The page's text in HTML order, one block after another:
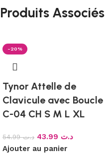
Produits Associés
-20%
Tynor Attelle de
Clavicule avec Boucle
C-04 CH S M L XL
د.ت54.99 د.ت
Ajouter au panier